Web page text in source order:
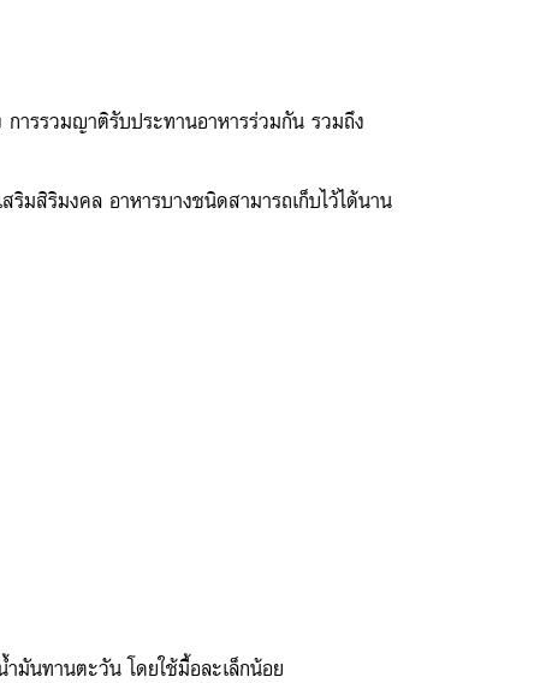
ารรวมญาติรับประทานอาหารร่วมกัน รวมถึง
ริมสิริมงคล อาหารบางชนิดสามารถเก็บไว้ได้นาน
มันทานตะวัน โดยใช้มื้อละเล็กน้อย